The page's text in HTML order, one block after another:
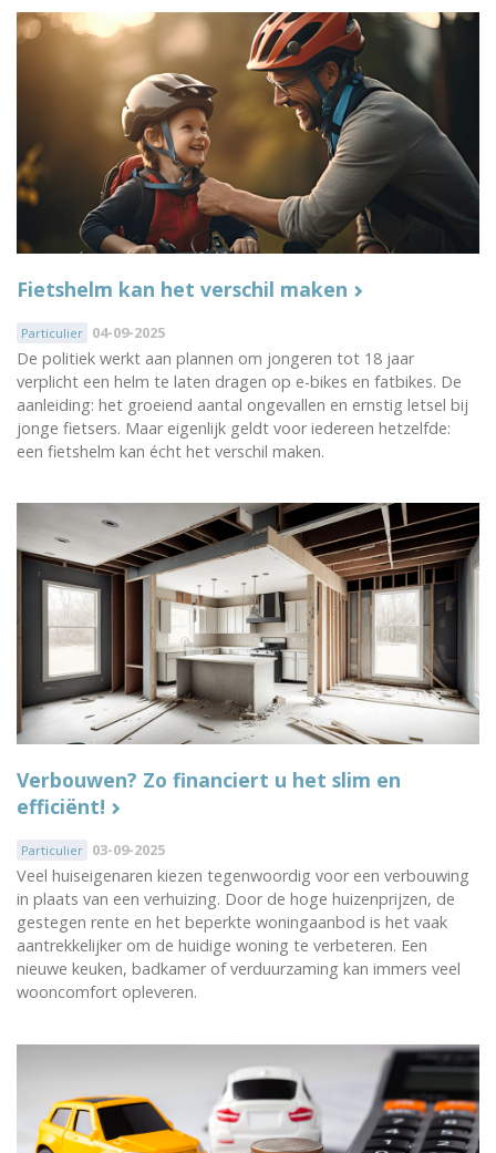
Fietshelm kan het verschil maken
Particulier 04-09-2025
De politiek werkt aan plannen om jongeren tot 18 jaar
verplicht een helm te laten dragen op e-bikes en fatbikes. De
aanleiding: het groeiend aantal ongevallen en ernstig letsel bij
jonge fietsers. Maar eigenlijk geldt voor iedereen hetzelfde:
een fietshelm kan écht het verschil maken.
Verbouwen? Zo financiert u het slim en
efficiënt!
Particulier 03-09-2025
Veel huiseigenaren kiezen tegenwoordig voor een verbouwing
in plaats van een verhuizing. Door de hoge huizenprijzen, de
gestegen rente en het beperkte woningaanbod is het vaak
aantrekkelijker om de huidige woning te verbeteren. Een
nieuwe keuken, badkamer of verduurzaming kan immers veel
wooncomfort opleveren.